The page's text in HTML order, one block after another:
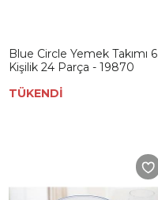
Blue Circle Yemek Takımı 6
Kişilik 24 Parça - 19870
TÜKENDİ